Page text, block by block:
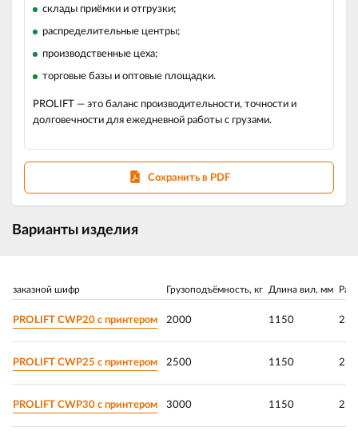
склады приёмки и отгрузки;
распределительные центры;
производственные цеха;
торговые базы и оптовые площадки.
PROLIFT — это баланс производительности, точности и
долговечности для ежедневной работы с грузами.
Сохранить в PDF
Варианты изделия
заказной шифр Грузоподъёмность, кг Длина вил, мм
PROLIFT CWP20 с принтером 2000 1150 230
PROLIFT CWP25 с принтером 2500 1150 230
PROLIFT CWP30 с принтером 3000 1150 230